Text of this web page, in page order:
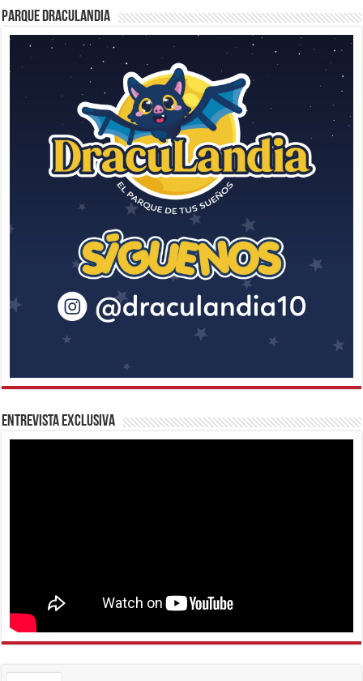
Parque Draculandia
Entrevista Exclusiva